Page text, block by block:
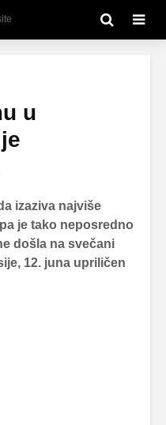
u
izaziva najviše
je tako neposredno
došla na svečani
12. juna upriličen